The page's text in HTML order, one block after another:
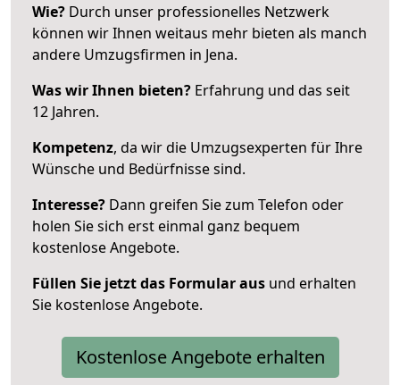
Wie? Durch unser professionelles Netzwerk
können wir Ihnen weitaus mehr bieten als manch
andere Umzugsfirmen in Jena.
Was wir Ihnen bieten? Erfahrung und das seit
12 Jahren.
Kompetenz, da wir die Umzugsexperten für Ihre
Wünsche und Bedürfnisse sind.
Interesse? Dann greifen Sie zum Telefon oder
holen Sie sich erst einmal ganz bequem
kostenlose Angebote.
Füllen Sie jetzt das Formular aus und erhalten
Sie kostenlose Angebote.
Kostenlose Angebote erhalten